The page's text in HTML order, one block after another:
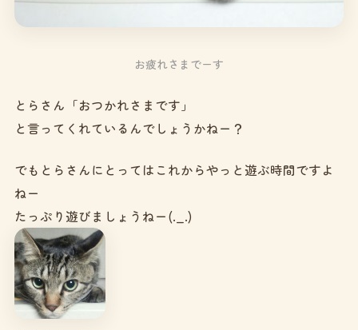
お疲れさまでーす
とらさん「おつかれさまです」
と言ってくれているんでしょうかねー？
でもとらさんにとってはこれからやっと遊ぶ時間ですよ
ねー
たっぷり遊びましょうねー(._.)